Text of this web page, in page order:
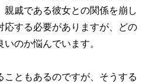
親戚である彼女との関係を崩し
応する必要がありますが、どの
のか悩んでいます。
こともあるのですが、そうする